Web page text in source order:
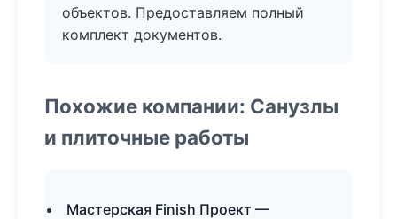
объектов. Предоставляем полный
комплект документов.
Похожие компании: Санузлы
и плиточные работы
Мастерская Finish Проект —